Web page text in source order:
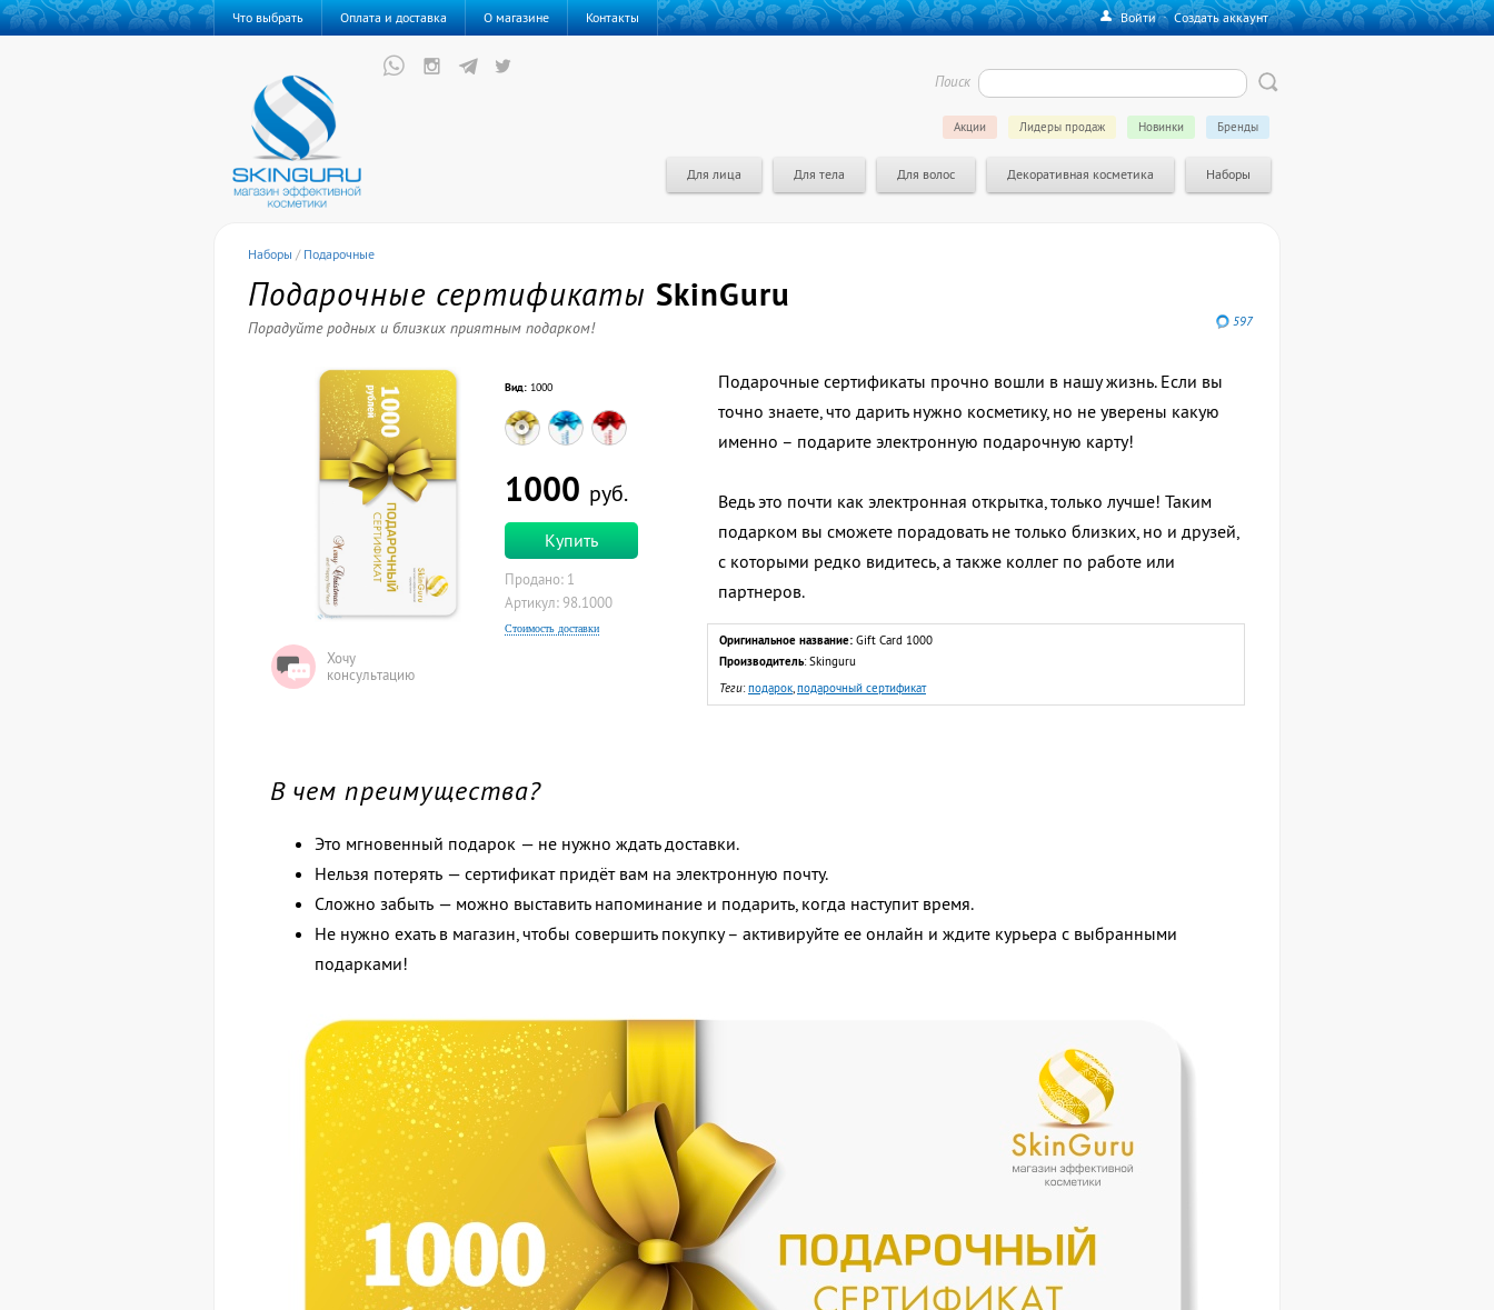
Что выбрать Оплата и доставка О магазине Контакты Войти·Создать аккаунт
Поиск
Бренды
Новинки
Лидеры продаж
Акции
Для лица Для тела Для волос Декоративная косметика Наборы
Наборы / Подарочные
Подарочные сертификаты SkinGuru
597
Порадуйте родных и близких приятным подарком!
Хочу
консультацию
Вид: 1000
1000 руб.
Купить
Продано: 1
Артикул: 98.1000
Стоимость доставки
Подарочные сертификаты прочно вошли в нашу жизнь. Если вы
точно знаете, что дарить нужно косметику, но не уверены какую
именно – подарите электронную подарочную карту!
Ведь это почти как электронная открытка, только лучше! Таким
подарком вы сможете порадовать не только близких, но и друзей,
с которыми редко видитесь, а также коллег по работе или
партнеров.
Оригинальное название: Gift Card 1000
Производитель: Skinguru
Теги:подарок,подарочный сертификат
В чем преимущества?
Это мгновенный подарок — не нужно ждать доставки.
Нельзя потерять — сертификат придёт вам на электронную почту.
Сложно забыть — можно выставить напоминание и подарить, когда наступит время.
Не нужно ехать в магазин, чтобы совершить покупку – активируйте ее онлайн и ждите курьера с выбранными
подарками!